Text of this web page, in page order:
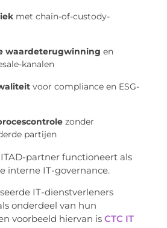
met chain-of-custody-
waardeterugwinning en
kanalen
voor compliance en ESG-
zonder
partijen
partner functioneert als
interne IT-governance.
IT-dienstverleners
onderdeel van hun
voorbeeld hiervan isCTC IT